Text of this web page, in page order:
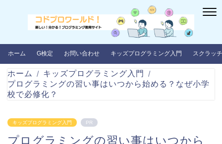
ホーム G検定 お問い合わせ キッズプログラミング入門 スクラッチ
ホーム
キッズプログラミング入門
プログラミングの習い事はいつから始める？なぜ小学
校で必修化？
キッズプログラミング入門 PR
プログラミングの習い事はいつから